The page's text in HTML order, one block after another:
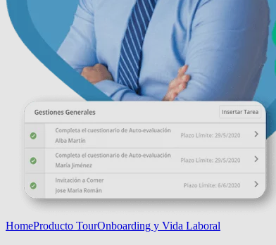
HomeProducto TourOnboarding y Vida Laboral